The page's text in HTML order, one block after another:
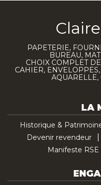
PAPETERIE,
BUREAU,
CHOIX COMPLET
CAHIER,
AQUARELLE,
LA
Historique &
Devenir revendeur
Manifeste